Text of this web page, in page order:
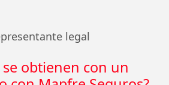
legal
obtienen con un